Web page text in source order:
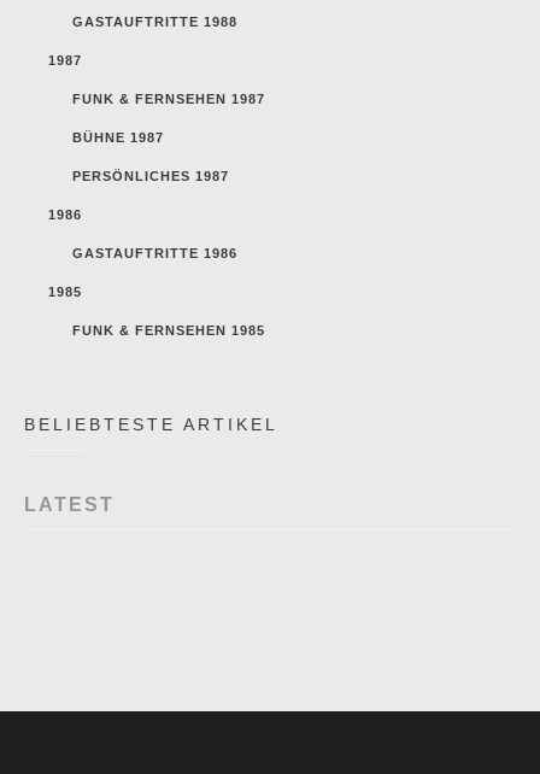
GASTAUFTRITTE 1988
1987
FUNK & FERNSEHEN 1987
BÜHNE 1987
PERSÖNLICHES 1987
1986
GASTAUFTRITTE 1986
1985
FUNK & FERNSEHEN 1985
BELIEBTESTE ARTIKEL
LATEST